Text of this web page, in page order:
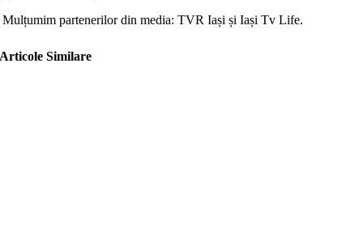
Mulțumim partenerilor din media: TVR Iași și Iași Tv Life.
Articole Similare